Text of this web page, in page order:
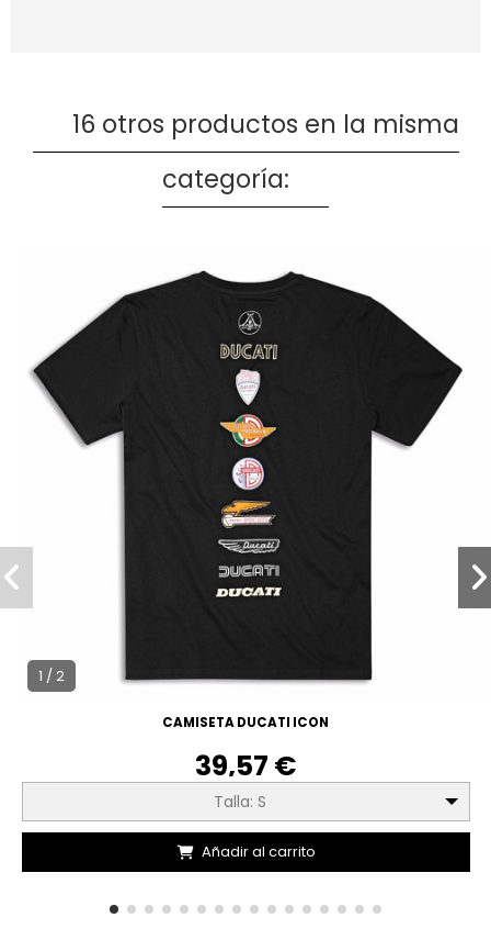
16 otros productos en la misma
categoría:
1 / 2
CAMISETA DUCATI ICON
39,57 €
Talla: S
Añadir al carrito